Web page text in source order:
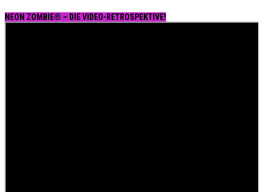
NEON ZOMBIE® – DIE VIDEO-RETROSPEKTIVE!